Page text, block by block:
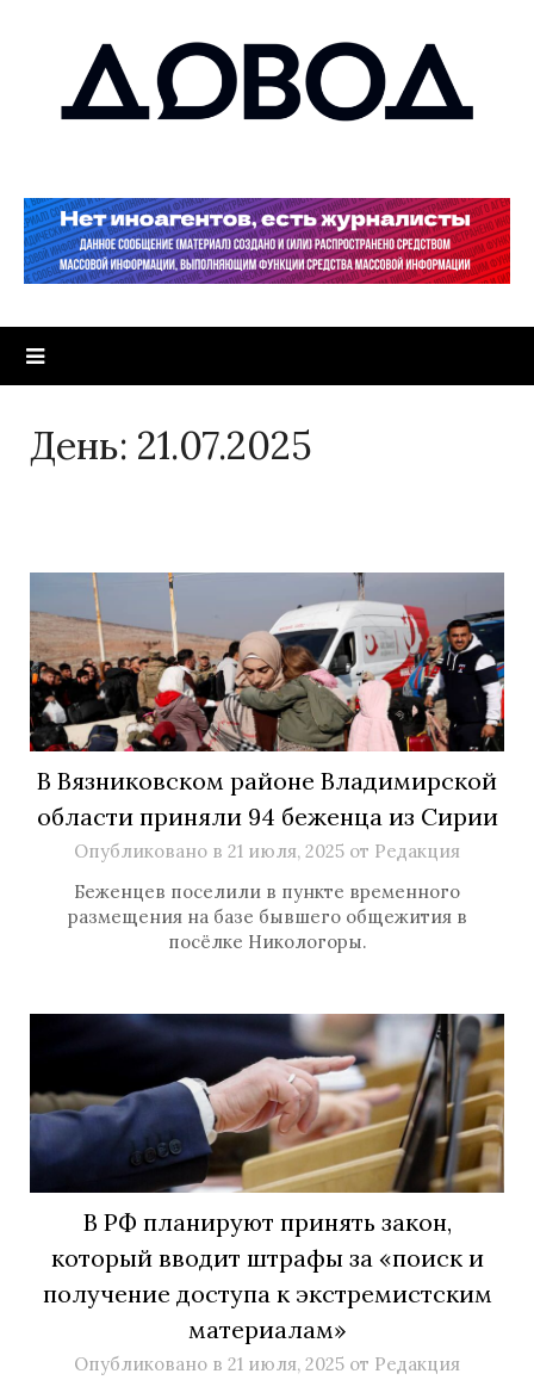
День: 21.07.2025
В Вязниковском районе Владимирской
области приняли 94 беженца из Сирии
Опубликовано в 21 июля, 2025 от Редакция
Беженцев поселили в пункте временного
размещения на базе бывшего общежития в
посёлке Никологоры.
В РФ планируют принять закон,
который вводит штрафы за «поиск и
получение доступа к экстремистским
материалам»
Опубликовано в 21 июля, 2025 от Редакция